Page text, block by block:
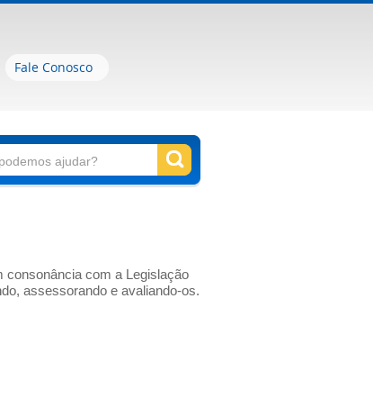
Fale Conosco
consonância com a Legislação
assessorando e avaliando-os.